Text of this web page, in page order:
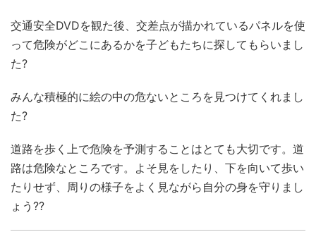
交通安全DVDを観た後、交差点が描かれているパネルを使
って危険がどこにあるかを子どもたちに探してもらいまし
た?
みんな積極的に絵の中の危ないところを見つけてくれまし
た?
道路を歩く上で危険を予測することはとても大切です。道
路は危険なところです。よそ見をしたり、下を向いて歩い
たりせず、周りの様子をよく見ながら自分の身を守りまし
ょう??